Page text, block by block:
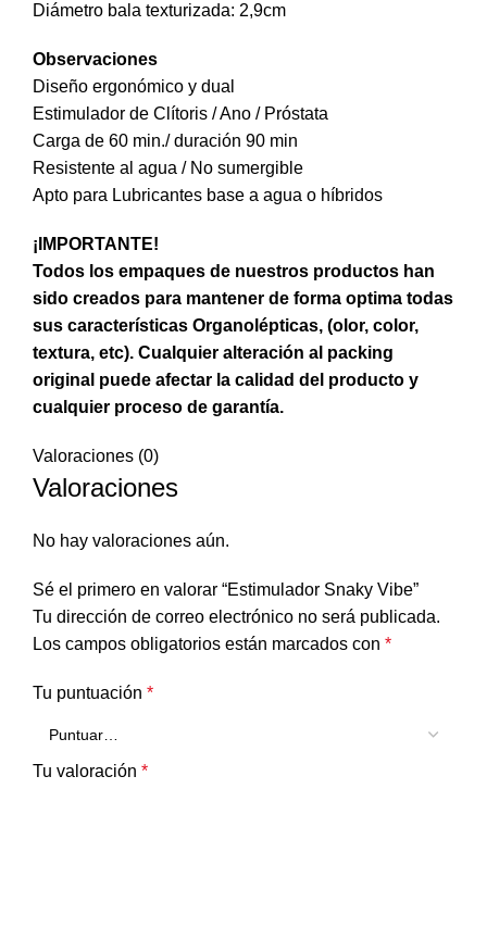
Diámetro bala texturizada: 2,9cm
Observaciones
Diseño ergonómico y dual
Estimulador de Clítoris / Ano / Próstata
Carga de 60 min./ duración 90 min
Resistente al agua / No sumergible
Apto para Lubricantes base a agua o híbridos
¡IMPORTANTE!
Todos los empaques de nuestros productos han
sido creados para mantener de forma optima todas
sus características Organolépticas, (olor, color,
textura, etc). Cualquier alteración al packing
original puede afectar la calidad del producto y
cualquier proceso de garantía.
Valoraciones (0)
Valoraciones
No hay valoraciones aún.
Sé el primero en valorar “Estimulador Snaky Vibe”
Tu dirección de correo electrónico no será publicada.
Los campos obligatorios están marcados con *
Tu puntuación *
Tu valoración *